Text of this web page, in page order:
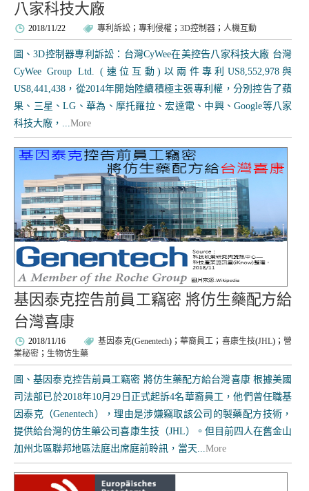
八家科技大廠
2018/11/22 專利訴訟 ； 專利侵權 ； 3D控制器 ； 人機互動
圖、3D控制器專利訴訟：台灣CyWee在美控告八家科技大廠 台灣
CyWee Group Ltd. (速位互動)以兩件專利US8,552,978與
US8,441,438，從2014年開始陸續積極主張專利權，分別控告了蘋
果、三星、LG、華為、摩托羅拉、宏達電、中興、Google等八家
科技大廠，...More
基因泰克控告前員工竊密 將仿生藥配方給
台灣喜康
2018/11/16 基因泰克(Genentech)； 華裔員工 ； 喜康生技(JHL)；營
業秘密 ； 生物仿生藥
圖、基因泰克控告前員工竊密 將仿生藥配方給台灣喜康 根據美國
司法部已於2018年10月29日正式起訴4名華裔員工，他們曾任職基
因泰克（Genentech），理由是涉嫌竊取該公司的製藥配方技術，
提供給台灣的仿生藥公司喜康生技（JHL）。但目前四人在舊金山
加州北區聯邦地區法庭出席庭前聆訊，當天...More